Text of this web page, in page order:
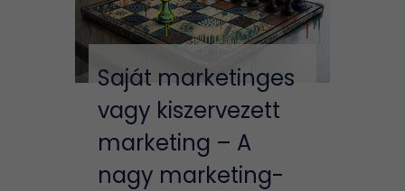
Saját marketinges
vagy kiszervezett
marketing – A
nagy marketing-